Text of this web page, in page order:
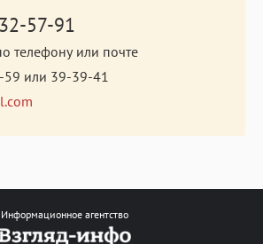
57-91
телефону или почте
59 или 39-39-41
Информационное агентство